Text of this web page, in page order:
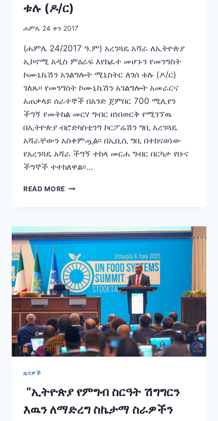
ለገሰ
ር)
ቱሉ (ዶ/ር)
ሐምሌ 24 ቀን 2017
(ሐምሌ 24/2017 ዓ.ም) አረንጓዴ አሻራ ለኢትዮጵያ
ኢኮኖሚ አዲስ ምዕራፍ እየከፈተ መሆኑን የመንግስት
ኮሙኒኬሽን አገልግሎት ሚኒስትር ለገሰ ቱሉ (ዶ/ር)
ገለጹ፡፡ የመንግስት ኮሙኒኬሽን አገልግሎት አመራርና
አጠቃላይ ሰራተኞች በአንድ ጀምበር 700 ሚሊየን
ችግኝ የመትከል መርሃ ግብር ዘነበወርቅ የሚገኘዉ
በኢትዮጵያ ብሮድካስቲንግ ኮርፖሬሽን ግቢ አረንጓዴ
አሻራቸውን አስቀምጧል፡፡ በኢቢሲ ግቢ በተከናወነው
የአረንጓዴ አሻራ ችግኝ ተከላ መርሐ ግብር በርካታ የቡና
ችግኞች ተተክለዋል፡፡…
READ MORE አረንጓዴ
ምዕራፍ
እየከፈተ
የመንግስት
ኮሙኒኬሽን
አገልግሎት
ሚኒስትር
ለገሰ
ቱሉ
(ዶ/
ር)
ዜናዎች
“ኢትዮጵያ የምግብ ስርዓት ሽግግርን
እዉን ለማድረግ ስኬታማ ስራዎችን